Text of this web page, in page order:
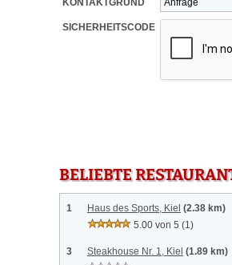
KONTAKTGRUND
SICHERHEITSCODE
BELIEBTE
1 Haus des Sports, Kiel (2.38 km)
5.00 von 5 (1)
3 Steakhouse Nr. 1, Kiel (1.89 km)